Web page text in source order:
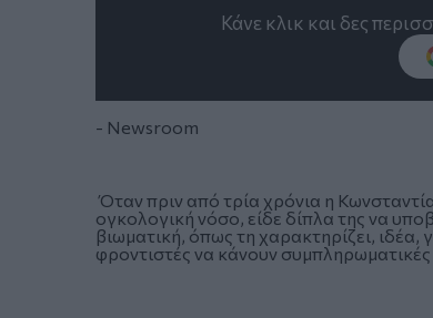
Κάνε κλικ και δες
- Newsroom
Όταν πριν από τρία χρόνια η
ογκολογική νόσο, είδε δίπλα της να
βιωματική, όπως τη χαρακτηρίζει, ιδέα,
φροντιστές να κάνουν συμπληρωματικές